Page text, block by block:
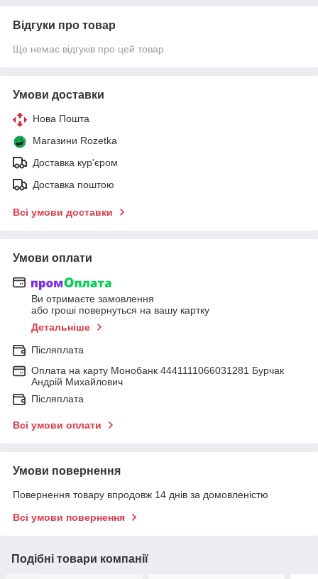
Відгуки про товар
Ще немає відгуків про цей товар
Умови доставки
Нова Пошта
Магазини Rozetka
Доставка кур'єром
Доставка поштою
Всі умови доставки
Умови оплати
Ви отримаєте замовлення
або гроші повернуться на вашу картку
Детальніше
Післяплата
Оплата на карту Монобанк 4441111066031281 Бурчак
Андрій Михайлович
Післяплата
Всі умови оплати
Умови повернення
Повернення товару впродовж 14 днів за домовленістю
Всі умови повернення
Подібні товари компанії